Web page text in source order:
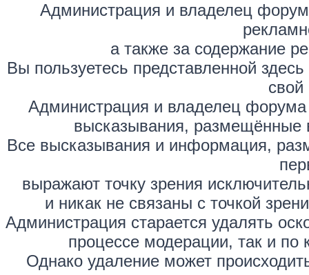
Администрация и владелец
а также за содержание
Вы пользуетесь представленной
свой
Администрация и владелец форума
высказывания, размещённые
Все высказывания и информация,
выражают точку зрения
и никак не связаны с точкой
Администрация старается удалять
процессе модерации, так и по
Однако удаление может